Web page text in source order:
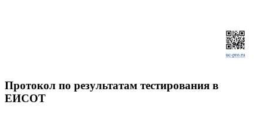
Протокол по результатам тестирования в
ЕИСОТ